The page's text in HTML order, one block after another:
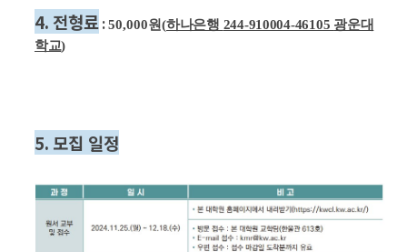
4. 전형료:50,000원(하나은행 244-910004-46105 광운대
학교)
5. 모집 일정